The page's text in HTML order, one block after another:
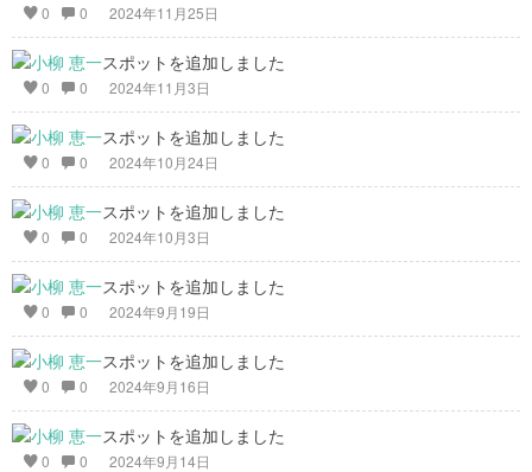
0 0 2024年11月25日
スポットを追加しました
0 0 2024年11月3日
スポットを追加しました
0 0 2024年10月24日
スポットを追加しました
0 0 2024年10月3日
スポットを追加しました
0 0 2024年9月19日
スポットを追加しました
0 0 2024年9月16日
スポットを追加しました
0 0 2024年9月14日